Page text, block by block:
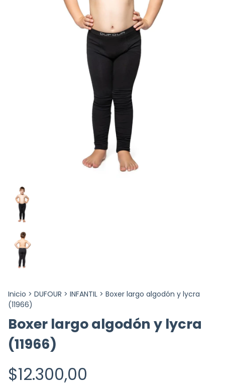
Inicio > DUFOUR > INFANTIL > Boxer largo algodón y lycra
(11966)
Boxer largo algodón y lycra
(11966)
$12.300,00